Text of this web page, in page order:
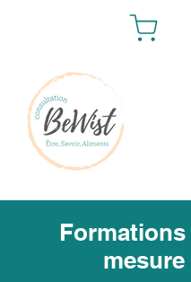
mesure